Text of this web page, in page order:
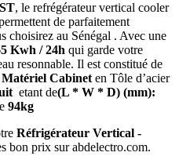
, le refrégérateur vertical cooler
de parfaitement
choisirez au Sénégal . Avec une
Kwh / 24h qui garde votre
resonnable. Il est constitué de
Matériel Cabinet en Tôle d’acier
etant de(L * W * D) (mm):
94kg
Réfrigérateur Vertical -
bon prix sur abdelectro.com.